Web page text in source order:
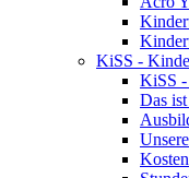
KiSS -
KiSS -
Das